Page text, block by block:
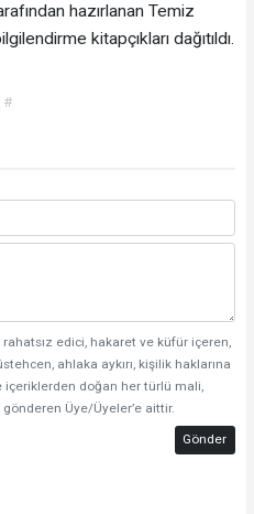
hazırlanan Temiz
kitapçıkları dağıtıldı.
#
rahatsız edici, hakaret ve küfür içeren,
ahlaka aykırı, kişilik haklarına
doğan her türlü mali,
Üye/Üyeler’e aittir.
Gönder